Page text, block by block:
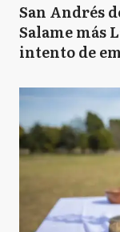
San Andrés
Salame más
intento de